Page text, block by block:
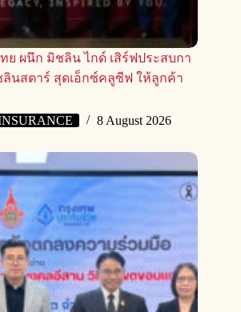
ย ผนึก มิชลิน ไกด์ เสิร์ฟประสบกา
นสตาร์ สุดเอ็กซ์คลูซีฟ ให้ลูกค้า
8 August 2026